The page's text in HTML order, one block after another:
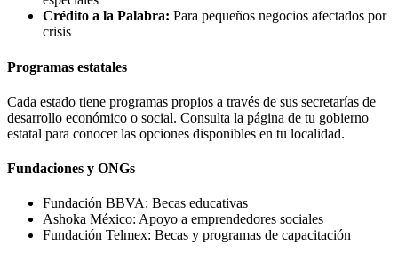
Crédito a la Palabra: Para pequeños negocios afectados por
crisis
Programas estatales
Cada estado tiene programas propios a través de sus secretarías de
desarrollo económico o social. Consulta la página de tu gobierno
estatal para conocer las opciones disponibles en tu localidad.
Fundaciones y ONGs
Fundación BBVA: Becas educativas
Ashoka México: Apoyo a emprendedores sociales
Fundación Telmex: Becas y programas de capacitación